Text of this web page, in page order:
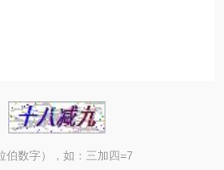
伯数字），如：三加四=7